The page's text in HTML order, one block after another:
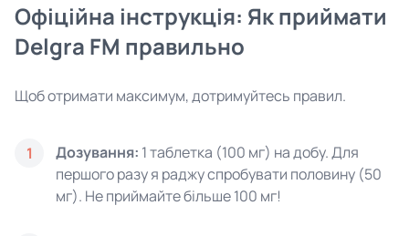
Офіційна інструкція: Як приймати
Delgra FM правильно
Щоб отримати максимум, дотримуйтесь правил.
1 Дозування: 1 таблетка (100 мг) на добу. Для
першого разу я раджу спробувати половину (50
мг). Не приймайте більше 100 мг!